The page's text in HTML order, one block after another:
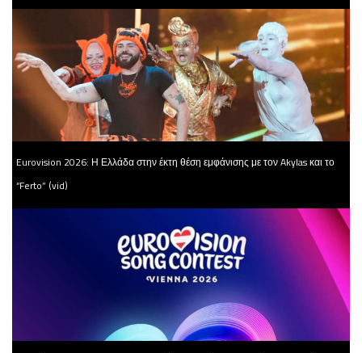
Eurovision 2026: Η Ελλάδα στην έκτη θέση εμφάνισης με τον Akylas και το
“Ferto” (vid)